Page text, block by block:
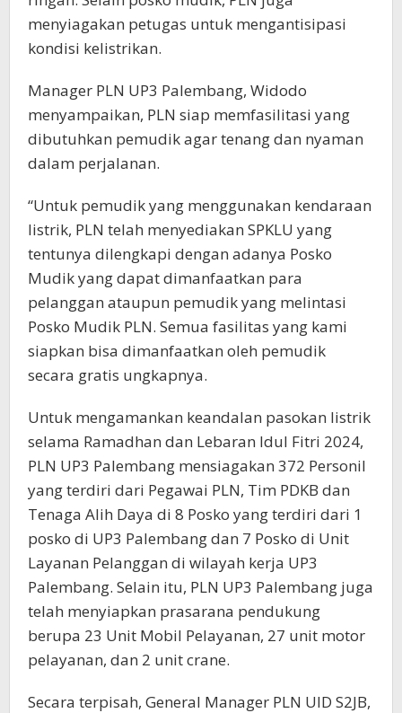
menyiagakan petugas untuk mengantisipasi
kondisi kelistrikan.
Manager PLN UP3 Palembang, Widodo
menyampaikan, PLN siap memfasilitasi yang
dibutuhkan pemudik agar tenang dan nyaman
dalam perjalanan.
“Untuk pemudik yang menggunakan kendaraan
listrik, PLN telah menyediakan SPKLU yang
tentunya dilengkapi dengan adanya Posko
Mudik yang dapat dimanfaatkan para
pelanggan ataupun pemudik yang melintasi
Posko Mudik PLN. Semua fasilitas yang kami
siapkan bisa dimanfaatkan oleh pemudik
secara gratis ungkapnya.
Untuk mengamankan keandalan pasokan listrik
selama Ramadhan dan Lebaran Idul Fitri 2024,
PLN UP3 Palembang mensiagakan 372 Personil
yang terdiri dari Pegawai PLN, Tim PDKB dan
Tenaga Alih Daya di 8 Posko yang terdiri dari 1
posko di UP3 Palembang dan 7 Posko di Unit
Layanan Pelanggan di wilayah kerja UP3
Palembang. Selain itu, PLN UP3 Palembang juga
telah menyiapkan prasarana pendukung
berupa 23 Unit Mobil Pelayanan, 27 unit motor
pelayanan, dan 2 unit crane.
Secara terpisah, General Manager PLN UID S2JB,